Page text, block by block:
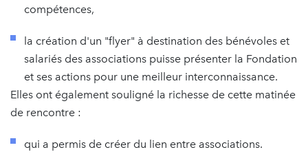
compétences,
la création d'un "flyer" à destination des bénévoles et
salariés des associations puisse présenter la Fondation
et ses actions pour une meilleur interconnaissance.
Elles ont également souligné la richesse de cette matinée
de rencontre :
qui a permis de créer du lien entre associations.